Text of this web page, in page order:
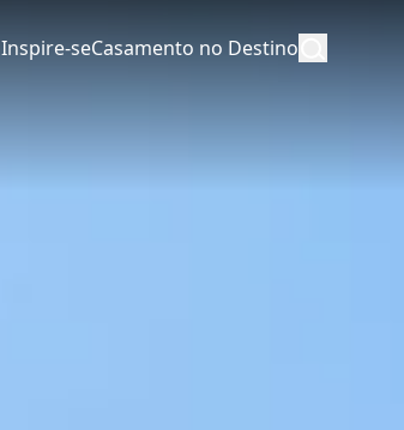
Inspire-seCasamento no Destino